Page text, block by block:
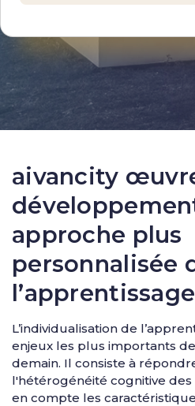
aivancity
approche plus
personnalisée
l’apprentissage
L’individualisation de
enjeux les plus importants
demain. Il consiste à
l'hétérogénéité cognitive
en compte les